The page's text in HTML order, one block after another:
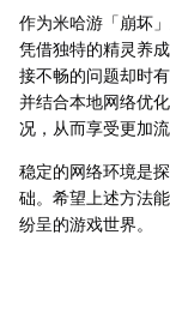
作为米哈游「崩坏
凭借独特的精灵养
接不畅的问题却时
并结合本地网络优
况，从而享受更加
稳定的网络环境是
础。希望上述方法
纷呈的游戏世界。